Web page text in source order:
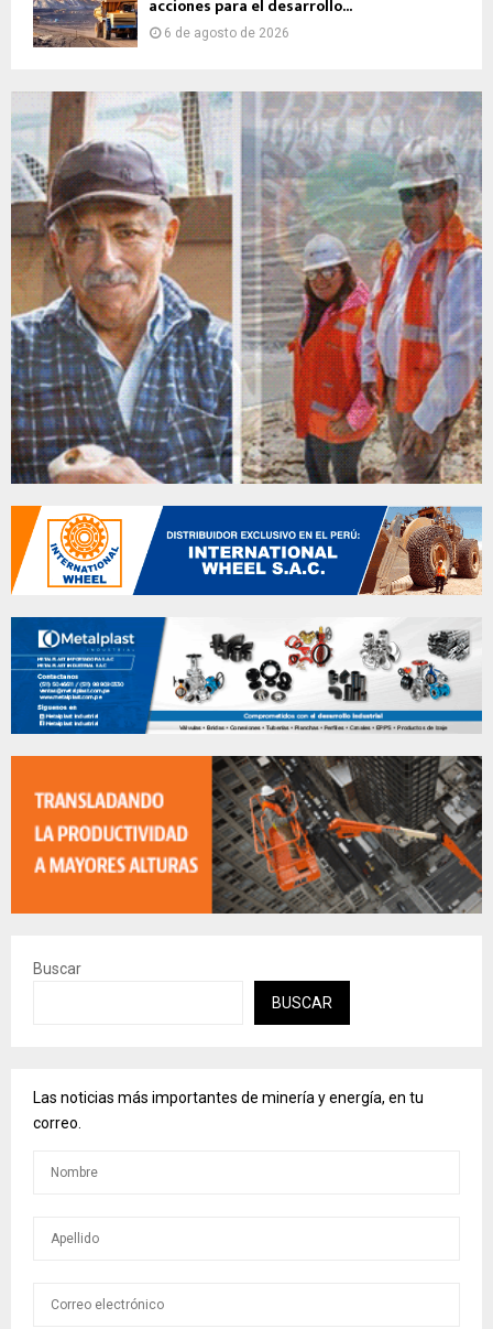
acciones para el desarrollo...
6 de agosto de 2026
Buscar
BUSCAR
Las noticias más importantes de minería y energía, en tu
correo.